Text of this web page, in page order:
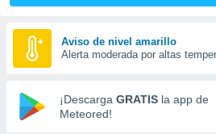
las
y
forma
digital
basada
Aviso de nivel amarillo
Alerta moderada por altas
¡Descarga GRATIS la app de
Meteored!